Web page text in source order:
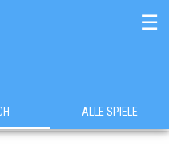
☰
ALLE SPIELE